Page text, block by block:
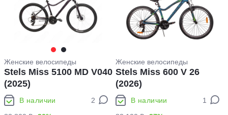
Женские велосипеды
Stels Miss 5100 MD V040
(2025)
В наличии
2
Женские велосипеды
Stels Miss 600 V 26
(2026)
В наличии
1